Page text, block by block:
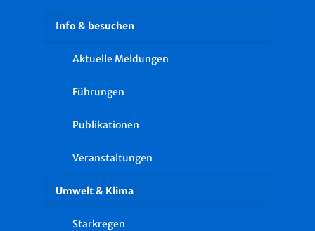
Info & besuchen
Aktuelle Meldungen
Führungen
Publikationen
Veranstaltungen
Umwelt & Klima
Starkregen